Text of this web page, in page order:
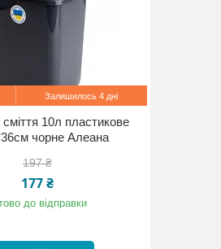
Залишилось 4 дні
10л пластикове
чорне Алеана
197 ₴
177 ₴
до відправки